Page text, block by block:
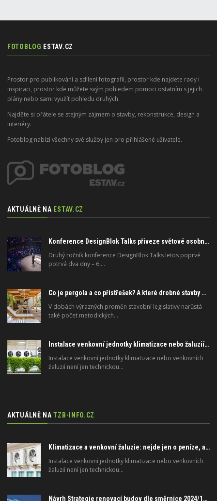
FOTOBLOG ESTAV.CZ
Prostor pro publikování a sdílení fotografií, prostor kde najdete rady i
inspiraci, prostor kde můžete svým pohledem pomoci ostatním s jejich
plány nebo sami využít pohledu druhých.
Najděte si přátele se stejným zájmem o stavby, rekonstrukce, design a
interiéry.
Fotoblog nabízí všechny své služby jen pro přihlášené uživatele.
AKTUÁLNĚ NA ESTAV.CZ
Konference DesignBlok Talks přiveze světové osobnosti designu a architektury
Druhý ročník konference DesignBlok Talks letos poprvé
potrvá dva dny – 6.…
Co je pergola a co přístřešek? A které drobné stavby musíte povolovat? Pomůže metodika
V dobách výrazných proměn stavební legislativy narůstá
také počet metodických…
Instalace venkovní jednotky klimatizace nebo žaluzií podléhá jasným právním pravidlům
Instalace venkovní jednotky klimatizace nebo venkovních
žaluzií není jen technickou…
AKTUÁLNĚ NA TZB-INFO.CZ
Klimatizace a venkovní žaluzie: nejde jen o peníze, ale i o právo
Instalace venkovní jednotky klimatizace nebo venkovních
žaluzií není jen technickou…
Návrh Strategie renovací budov dle směrnice 2024/1275/EU o energetické náročnosti budov